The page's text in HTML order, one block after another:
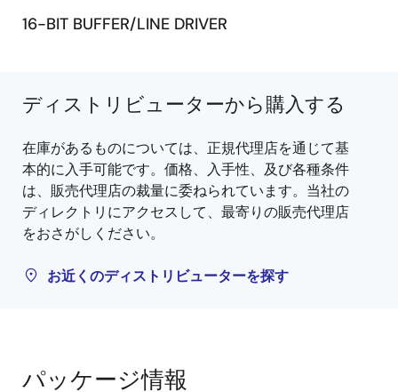
16-BIT BUFFER/LINE DRIVER
ディストリビューターから購入する
在庫があるものについては、正規代理店を通じて基
本的に入手可能です。価格、入手性、及び各種条件
は、販売代理店の裁量に委ねられています。当社の
ディレクトリにアクセスして、最寄りの販売代理店
をおさがしください。
お近くのディストリビューターを探す
パッケージ情報